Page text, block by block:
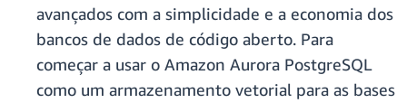
avançados com a simplicidade e a economia dos
bancos de dados de código aberto. Para
começar a usar o Amazon Aurora PostgreSQL
como um armazenamento vetorial para as bases